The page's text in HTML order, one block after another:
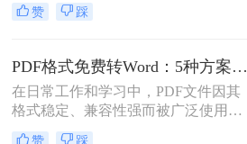
很差吧？”这是我作为办公软件测评
处理pdf转word时，往往陷入“收费软
件太贵，免费工具怕坑”的两难境
地。那么电脑上怎么把pdf转成word免
费呢？
赞 踩
PDF格式免费转Word：5种方案的速度、精度、文件限制对比！
在日常工作和学习中，PDF文件因其
格式稳定、兼容性强而被广泛使用。
然而，当需要对PDF内容进行编辑
赞 踩